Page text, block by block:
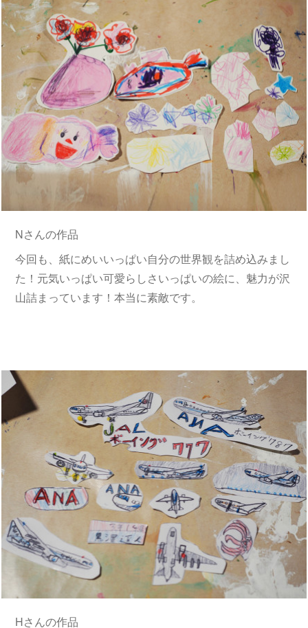
Nさんの作品
今回も、紙にめいいっぱい自分の世界観を詰め込みまし
た！元気いっぱい可愛らしさいっぱいの絵に、魅力が沢
山詰まっています！本当に素敵です。
Hさんの作品